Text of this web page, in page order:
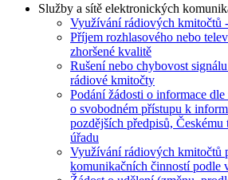
Služby a sítě elektronických
Využívání rádiových kmitočtů
Příjem rozhlasového nebo
zhoršené kvalitě
Rušení nebo chybovost
rádiové kmitočty
Podání žádosti o informace
o svobodném přístupu k
pozdějších předpisů,
úřadu
Využívání rádiových kmitočtů
komunikačních činností podle